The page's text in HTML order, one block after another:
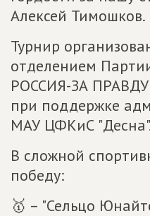
Алексей Тимошков.
Турнир
отделением
РОССИЯ-ЗА ПРАВДУ
при поддержке
МАУ ЦФКиС
В сложной
победу:
🥇 – "Сельцо